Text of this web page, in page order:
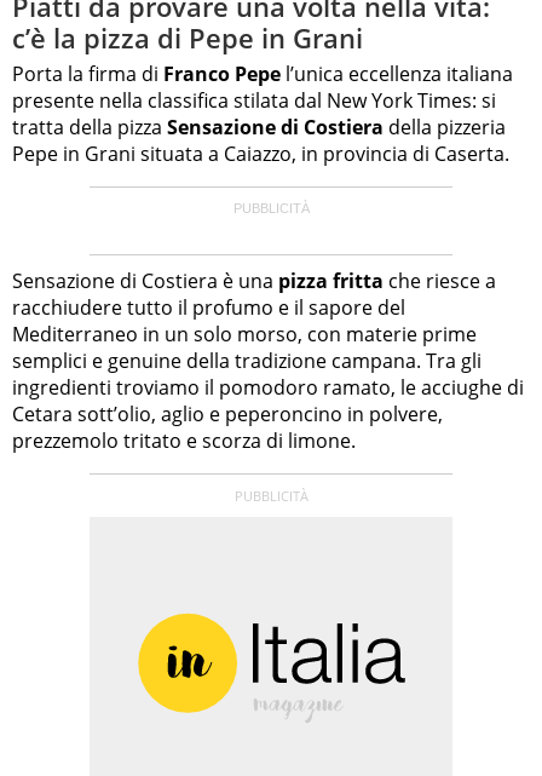
c’è la pizza di Pepe in Grani
Porta la firma di Franco Pepe l’unica eccellenza italiana
presente nella classifica stilata dal New York Times: si
tratta della pizza Sensazione di Costiera della pizzeria
Pepe in Grani situata a Caiazzo, in provincia di Caserta.
Sensazione di Costiera è una pizza fritta che riesce a
racchiudere tutto il profumo e il sapore del
Mediterraneo in un solo morso, con materie prime
semplici e genuine della tradizione campana. Tra gli
ingredienti troviamo il pomodoro ramato, le acciughe di
Cetara sott’olio, aglio e peperoncino in polvere,
prezzemolo tritato e scorza di limone.